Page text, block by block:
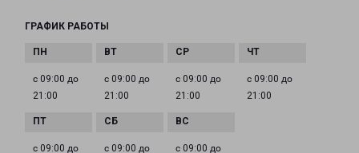
ГРАФИК РАБОТЫ
с 09:00 до
21:00
с 09:00 до
21:00
с 09:00 до
21:00
с 09:00 до
21:00
с 09:00 до с 09:00 до с 09:00 до